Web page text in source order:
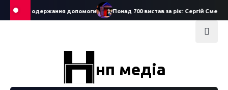
Skip
на одержання допомоги Понад 700 вистав за рік: Сергій Смеречук
нп медіа